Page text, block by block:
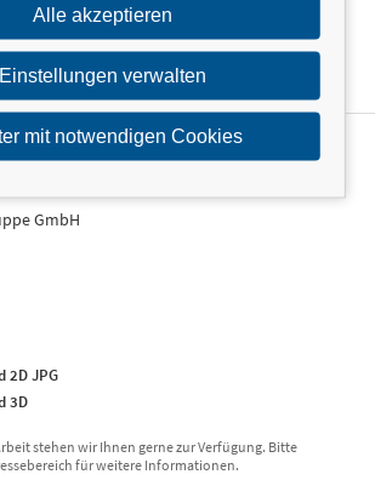
GmbH
2D JPG
3D
stehen wir Ihnen gerne zur Verfügung. Bitte
für weitere Informationen.
Alle akzeptieren
Einstellungen verwalten
mit notwendigen Cookies